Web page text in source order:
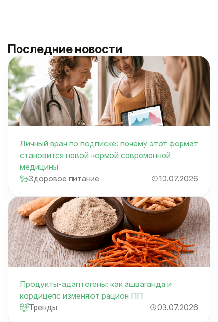
Последние новости
Личный врач по подписке: почему этот формат
становится новой нормой современной
медицины
Здоровое питание
10.07.2026
Продукты-адаптогены: как ашваганда и
кордицепс изменяют рацион ПП
Тренды
03.07.2026